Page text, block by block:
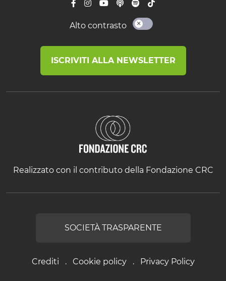
Alto contrasto
ISCRIVITI ALLA NEWSLETTER
Realizzato con il contributo della Fondazione CRC
Crediti Cookie policy Privacy Policy
SOCIETÀ TRASPARENTE